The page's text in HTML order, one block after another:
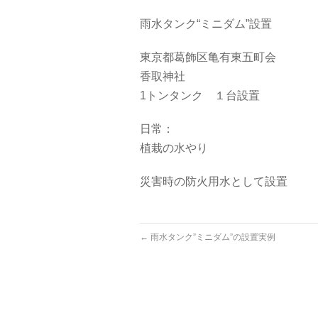
雨水タンク“ミニダム”設置
東京都葛飾区亀有東五町会
香取神社
1トンタンク １台設置
日常：
植栽の水やり
災害時の防火用水として設置
← 雨水タンク”ミニダム”の設置実例